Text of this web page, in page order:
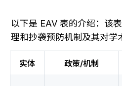
以下是 EAV 表的介绍：该
理和抄袭预防机制及其对学
实体 政策/机制